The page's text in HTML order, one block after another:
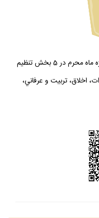
آنچه پيش رو داريد، پاسخهاي برگزيده ويژه ماه محرم در 5 بخش تنظيم
اخلاق، تربيت و عرفاني،